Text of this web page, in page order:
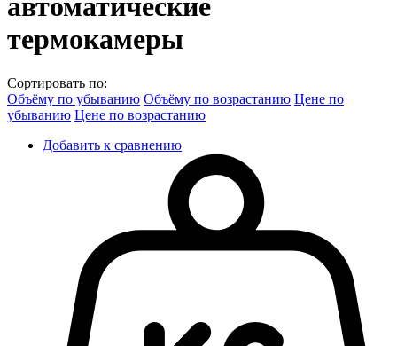
автоматические
термокамеры
Сортировать по:
Объёму по убыванию Объёму по возрастанию Цене по
убыванию Цене по возрастанию
Добавить к сравнению